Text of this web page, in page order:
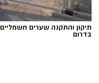
ב2012 השחקן הזר שהגיע אלמוני לאשדוד,
אמברוז
אירו שהם כ6 מיליון שקל.
תיקון והתקנה שערים חשמליים
בדרום